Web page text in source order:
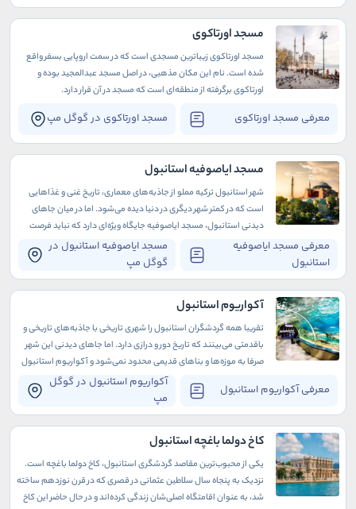
مسجد اورتاکوی
معرفی مسجد اورتاکوی مسجد اورتاکوی در گوگل مپ
مسجد اورتاکوی زیباترین مسجدی است که در سمت اروپایی بسفر واقع
شده است. نام این مکان مذهبی، در اصل مسجد عبدالمجید بوده و
اورتاکوی برگرفته از منطقه‌ای است که مسجد در آن قرار دارد.
مسجد ایاصوفیه استانبول
معرفی مسجد ایاصوفیه
استانبول
مسجد ایاصوفیه استانبول در
گوگل مپ
شهر استانبول ترکیه مملو از جاذبه‌های معماری، تاریخ غنی و غذاهایی
است که در کمتر شهر دیگری در دنیا دیده می‌شود. اما در میان جاهای
دیدنی استانبول، مسجد ایاصوفیه جایگاه ویژه‌ای دارد که نباید فرصت
بازدید از آن را در سفر به این گوشه از دنیا از دست بدهید.
آکواریوم استانبول
معرفی آکواریوم استانبول
آکواریوم استانبول در گوگل
مپ
تقریبا همه گردشگران استانبول را شهری تاریخی با جاذبه‌های تاریخی و
باقدمتی می‌بینند که تاریخ دور و درازی دارد. اما جاهای دیدنی این شهر
صرفا به موزه‌ها و بناهای قدیمی محدود نمی‌شود و آکواریوم استانبول
کاخ دولما باغچه استانبول
یکی از محبوب‌ترین مقاصد گردشگری استانبول، کاخ دولما باغچه است.
نزدیک به پنجاه سال سلاطین عثمانی در قصری که در قرن نوزدهم ساخته
شد، به عنوان اقامتگاه اصلی‌شان زندگی کرده‌اند و در حال حاضر این کاخ